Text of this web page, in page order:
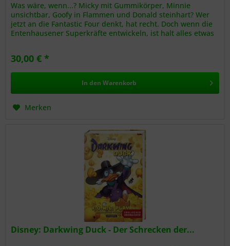
Was wäre, wenn...? Micky mit Gummikörper, Minnie
unsichtbar, Goofy in Flammen und Donald steinhart? Wer
jetzt an die Fantastic Four denkt, hat recht. Doch wenn die
Entenhausener Superkräfte entwickeln, ist halt alles etwas
30,00 € *
In den Warenkorb
Merken
Disney: Darkwing Duck - Der Schrecken der...